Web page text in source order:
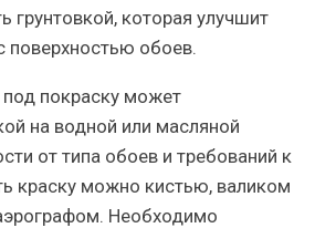
грунтовкой, которая улучшит
поверхностью обоев.
покраску может
на водной или масляной
от типа обоев и требований к
краску можно кистью, валиком
Необходимо